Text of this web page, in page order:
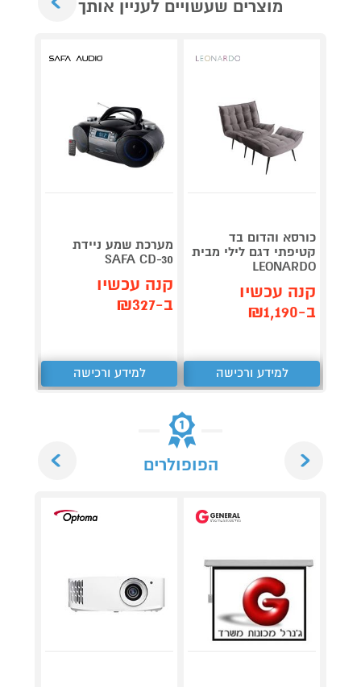
מוצרים שעשויים לעניין אותך
כורסא והדום בד
קטיפתי דגם לילי מבית
LEONARDO
קנה עכשיו
ב-₪1,190
למידע ורכישה
מערכת שמע ניידת
SAFA CD-30
קנה עכשיו
ב-₪327
למידע ורכישה
הפופולרים